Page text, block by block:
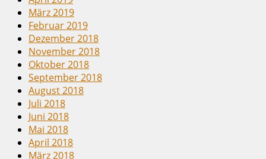
März 2019
Februar 2019
Dezember 2018
November 2018
Oktober 2018
September 2018
August 2018
Juli 2018
Juni 2018
Mai 2018
April 2018
März 2018